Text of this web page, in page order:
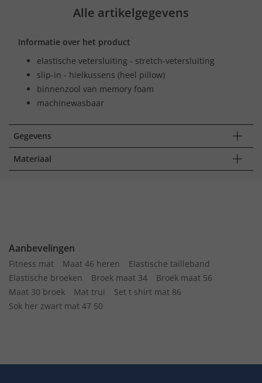
Alle artikelgegevens
Informatie over het product
elastische vetersluiting - stretch-vetersluiting
slip-in - hielkussens (heel pillow)
binnenzool van memory foam
machinewasbaar
Gegevens
Materiaal
Aanbevelingen
Fitness mat Maat 46 heren
Elastische tailleband
Elastische broeken
Broek maat 34
Broek maat 56
Maat 30 broek
Mat trui
Set t shirt mat 86
Sok her zwart mat 47 50